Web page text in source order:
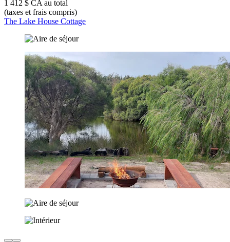
1 412 $ CA au total
(taxes et frais compris)
The Lake House Cottage